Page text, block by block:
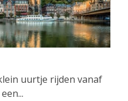
uurtje rijden vanaf